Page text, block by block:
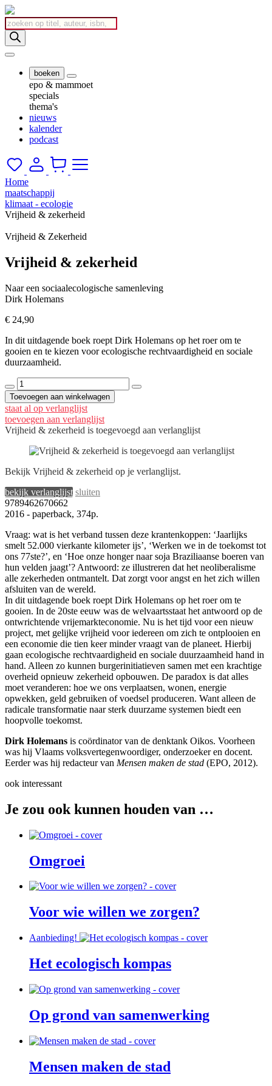
Producten
zoeken
boeken
epo & mammoet
specials
thema's
nieuws
kalender
podcast
Home
maatschappij
klimaat - ecologie
Vrijheid & zekerheid
Vrijheid & Zekerheid
Vrijheid & zekerheid
Naar een sociaalecologische samenleving
Dirk Holemans
€ 24,90
In dit uitdagende boek roept Dirk Holemans op het roer om te
gooien en te kiezen voor ecologische rechtvaardigheid en sociale
duurzaamheid.
Vrijheid
&
zekerheid
aantal
Toevoegen aan winkelwagen
staat al op verlanglijst
toevoegen aan verlanglijst
Vrijheid & zekerheid is toegevoegd aan verlanglijst
Bekijk Vrijheid & zekerheid op je verlanglijst.
bekijk verlanglijst sluiten
9789462670662
2016 - paperback, 374p.
Vraag: wat is het verband tussen deze krantenkoppen: ‘Jaarlijks
smelt 52.000 vierkante kilometer ijs’, ‘Werken we in de toekomst tot
ons 77ste?’, en ‘Hoe onze honger naar soja Braziliaanse boeren van
hun velden jaagt’? Antwoord: ze illustreren dat het neoliberalisme
alle zekerheden ontmantelt. Dat zorgt voor angst en het zich willen
afsluiten van de wereld.
In dit uitdagende boek roept Dirk Holemans op het roer om te
gooien. In de 20ste eeuw was de welvaartsstaat het antwoord op de
ontwrichtende vrijemarkteconomie. Nu is het tijd voor een nieuw
project, met gelijke vrijheid voor iedereen om zich te ontplooien en
een economie die tien keer minder vraagt van de planeet. Hierbij
gaan ecologische rechtvaardigheid en sociale duurzaamheid hand in
hand. Alleen zo kunnen burgerinitiatieven samen met een krachtige
overheid opnieuw zekerheid opbouwen. De paradox is dat alles
moet veranderen: hoe we ons verplaatsen, wonen, energie
opwekken, geld gebruiken of voedsel produceren. Want alleen de
radicale transformatie naar sterk duurzame systemen biedt een
hoopvolle toekomst.
Dirk Holemans is coördinator van de denktank Oikos. Voorheen
was hij Vlaams volksvertegenwoordiger, onderzoeker en docent.
Eerder was hij redacteur van Mensen maken de stad (EPO, 2012).
ook interessant
Je zou ook kunnen houden van …
Omgroei
Voor wie willen we zorgen?
Aanbieding!
Het ecologisch kompas
Op grond van samenwerking
Mensen maken de stad